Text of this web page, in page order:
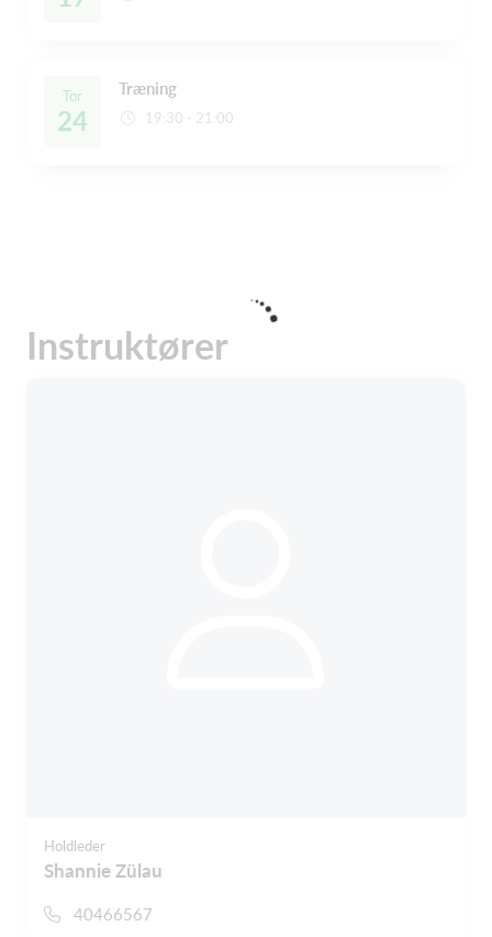
Tor
24
Træning
19:30 - 21:00
Instruktører
Holdleder
Shannie Zülau
40466567